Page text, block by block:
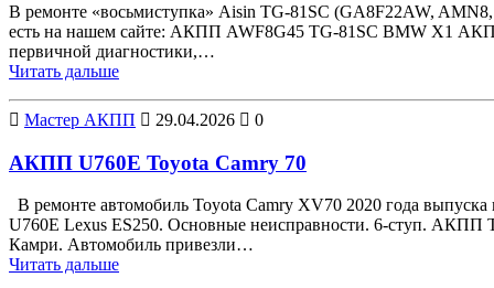
В ремонте «восьмиступка» Aisin TG-81SC (GA8F22AW,
есть на нашем сайте: АКПП AWF8G45 TG-81SC BMW X1
первичной диагностики,…
Читать дальше
Мастер АКПП 29.04.2026 0
АКПП U760E Toyota Camry 70
В ремонте автомобиль Toyota Camry XV70 2020 года
U760E Lexus ES250. Основные неисправности. 6-ступ.
Камри. Автомобиль привезли…
Читать дальше